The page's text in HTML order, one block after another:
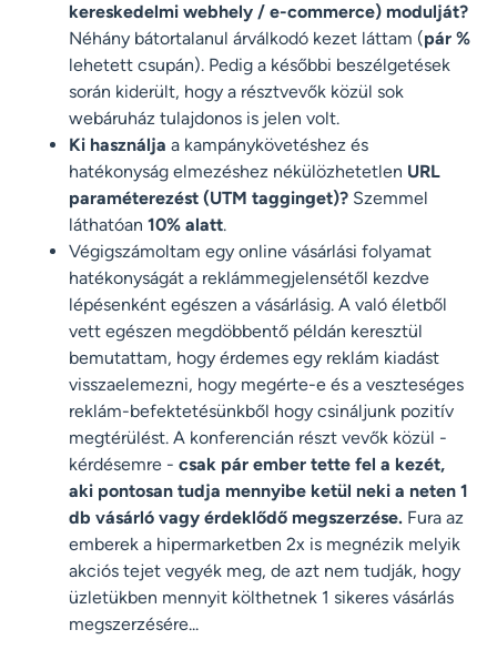
kereskedelmi webhely / e-commerce) modulját?
Néhány bátortalanul árválkodó kezet láttam (pár %
lehetett csupán). Pedig a későbbi beszélgetések
során kiderült, hogy a résztvevők közül sok
webáruház tulajdonos is jelen volt.
Ki használja a kampánykövetéshez és
hatékonyság elmezéshez nékülözhetetlen URL
paraméterezést (UTM tagginget)? Szemmel
láthatóan10% alatt.
Végigszámoltam egy online vásárlási folyamat
hatékonyságát a reklámmegjelensétől kezdve
lépésenként egészen a vásárlásig. A való életből
vett egészen megdöbbentő példán keresztül
bemutattam, hogy érdemes egy reklám kiadást
visszaelemezni, hogy megérte-e és a veszteséges
reklám-befektetésünkből hogy csináljunk pozitív
megtérülést. A konferencián részt vevők közül -
kérdésemre -csak pár ember tette fel a kezét,
aki pontosan tudja mennyibe ketül neki a neten 1
db vásárló vagy érdeklődő megszerzése. Fura az
emberek a hipermarketben 2x is megnézik melyik
akciós tejet vegyék meg, de azt nem tudják, hogy
üzletükben mennyit költhetnek 1 sikeres vásárlás
megszerzésére...